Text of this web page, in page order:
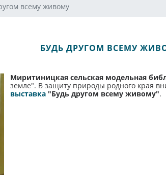
всему живому
БУДЬ ДРУГОМ ВСЕМУ
Миритиницкая сельская модельная
земле". В защиту природы родного края
выставка"Будь другом всему живому".